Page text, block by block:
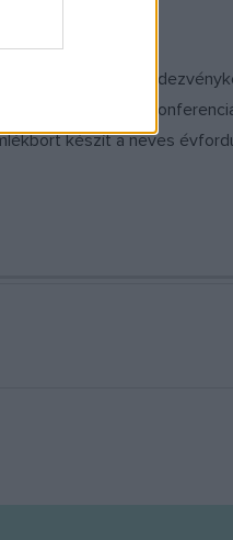
Zenekar.
Nyitó szakmai
szakmai
készít a neves